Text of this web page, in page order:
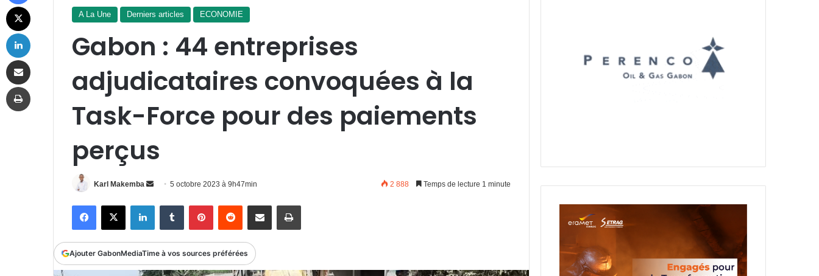
A La Une Derniers articles ECONOMIE
Gabon : 44 entreprises
adjudicataires convoquées à la
Task-Force pour des paiements
perçus
Karl Makemba
Envoyer
courriel
5 octobre 2023 à 9h47min 2 888 Temps de lecture 1 minute
FacebookX LinkedinTumblr PinterestReddit Partager par email Imprimer
Ajouter GabonMediaTime à vos sources préférées